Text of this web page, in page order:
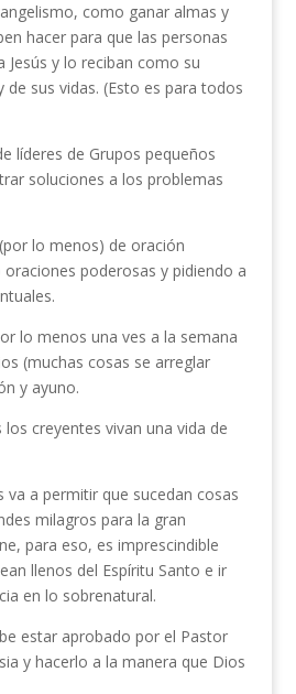
como ganar almas y
hacer para que las personas
Jesús y lo reciban como su
de sus vidas. (Esto es para todos
líderes de Grupos pequeños
soluciones a los problemas
lo menos) de oración
poderosas y pidiendo a
lo menos una ves a la semana
(muchas cosas se arreglar
y ayuno.
creyentes vivan una vida de
va a permitir que sucedan cosas
milagros para la gran
para eso, es imprescindible
llenos del Espíritu Santo e ir
en lo sobrenatural.
estar aprobado por el Pastor
y hacerlo a la manera que Dios